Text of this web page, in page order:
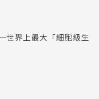
界上最大「細胞級生